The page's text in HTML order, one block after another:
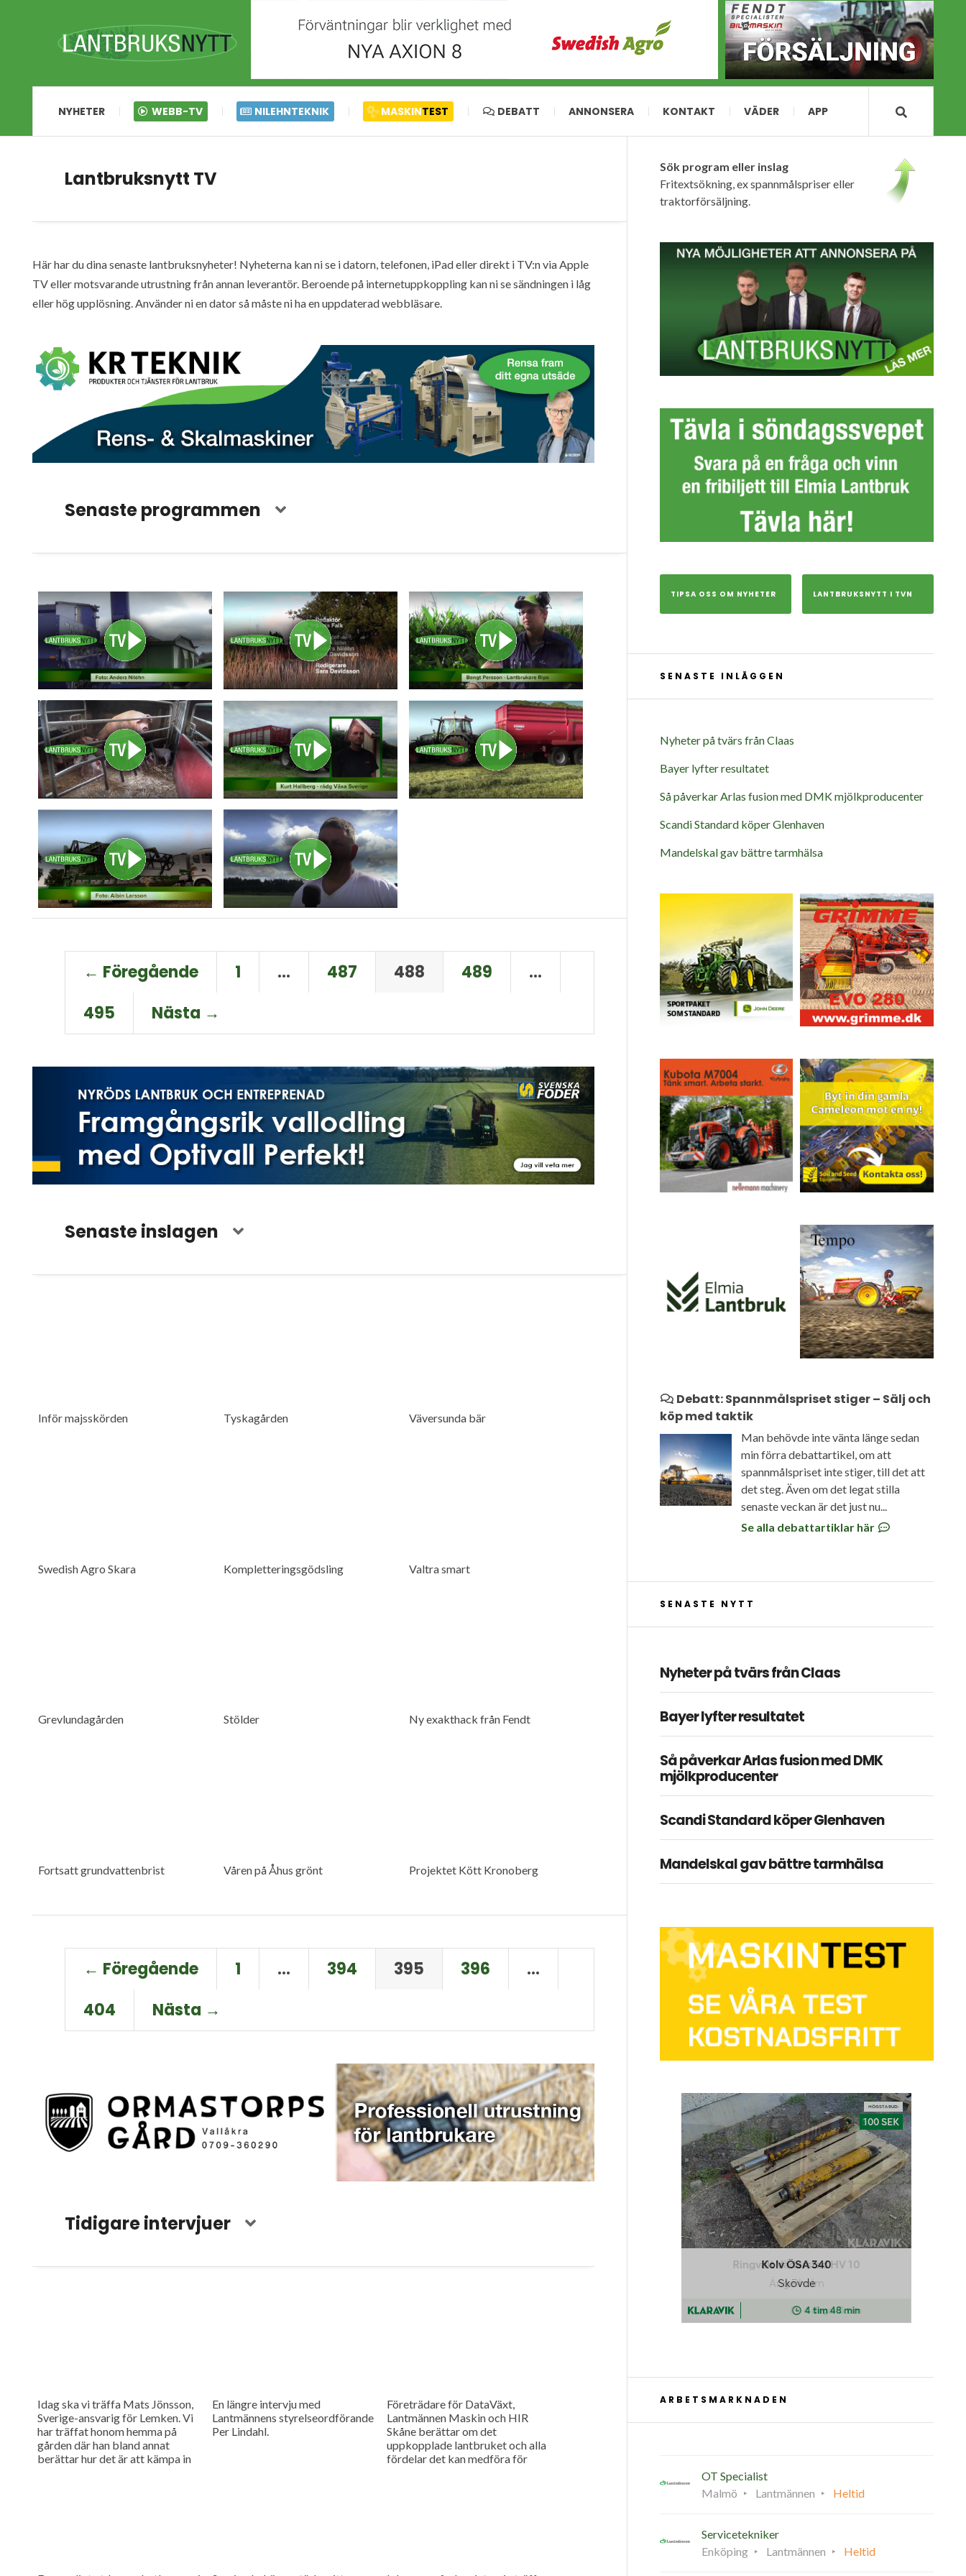
NYHETER WEBB-TV NILEHNTEKNIK MASKINTEST DEBATT ANNONSERA KONTAKT VÄDER APP
Lantbruksnytt TV
Här har du dina senaste lantbruksnyheter! Nyheterna kan ni se i datorn, telefonen, iPad eller direkt i TV:n via Apple
TV eller motsvarande utrustning från annan leverantör. Beroende på internetuppkoppling kan ni se sändningen i låg
eller hög upplösning. Använder ni en dator så måste ni ha en uppdaterad webbläsare.
Senaste programmen
← Föregående 1 … 487 488 489
…
495
Nästa →
Senaste inslagen
Inför majsskörden Tyskagården Väversunda bär
Swedish Agro Skara Kompletteringsgödsling Valtra smart
Grevlundagården Stölder Ny exakthack från Fendt
Fortsatt grundvattenbrist Våren på Åhus grönt Projektet Kött Kronoberg
← Föregående 1 … 394 395 396
…
404
Nästa →
Tidigare intervjuer
Idag ska vi träffa Mats Jönsson,
Sverige-ansvarig för Lemken. Vi
har träffat honom hemma på
gården där han bland annat
berättar hur det är att kämpa in
En längre intervju med
Lantmännens styrelseordförande
Per Lindahl.
Företrädare för DataVäxt,
Lantmännen Maskin och HIR
Skåne berättar om det
uppkopplade lantbruket och alla
fördelar det kan medföra för
Sök program eller inslag
Fritextsökning, ex spannmålspriser eller
traktorförsäljning.
TIPSA OSS OM NYHETER LANTBRUKSNYTT I TVN
SENASTE INLÄGGEN
Nyheter på tvärs från Claas
Bayer lyfter resultatet
Så påverkar Arlas fusion med DMK mjölkproducenter
Scandi Standard köper Glenhaven
Mandelskal gav bättre tarmhälsa
Debatt: Spannmålspriset stiger – Sälj och
köp med taktik
Man behövde inte vänta länge sedan
min förra debattartikel, om att
spannmålspriset inte stiger, till det att
det steg. Även om det legat stilla
senaste veckan är det just nu...
Se alla debattartiklar här
SENASTE NYTT
Nyheter på tvärs från Claas
Bayer lyfter resultatet
Så påverkar Arlas fusion med DMK
mjölkproducenter
Scandi Standard köper Glenhaven
Mandelskal gav bättre tarmhälsa
ARBETSMARKNADEN
OT Specialist
Malmö
Lantmännen Heltid
Servicetekniker
Enköping
Lantmännen Heltid